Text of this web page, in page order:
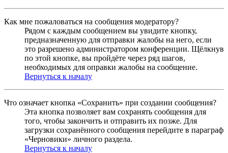
Как мне пожаловаться на сообщения модератору?
Рядом с каждым сообщением вы увидите кнопку,
предназначенную для отправки жалобы на него, если
это разрешено администратором конференции. Щёлкнув
по этой кнопке, вы пройдёте через ряд шагов,
необходимых для оправки жалобы на сообщение.
Вернуться к началу
Что означает кнопка «Сохранить» при создании сообщения?
Эта кнопка позволяет вам сохранять сообщения для
того, чтобы закончить и отправить их позже. Для
загрузки сохранённого сообщения перейдите в параграф
«Черновики» личного раздела.
Вернуться к началу